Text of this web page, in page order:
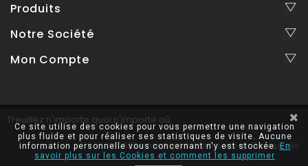
Produits
Notre Société
Mon Compte
Treuillez n'importe quoi n'importe où
© 2026 - treuil-portable.fr, tous droits réservés.
Ce site utilise des cookies pour vous permettre une navigation
plus fluide et pour réaliser ses statistiques de visite. Aucune
information personnelle vous concernant n'y est stockée. En
savoir plus sur les Cookies et comment les supprimer